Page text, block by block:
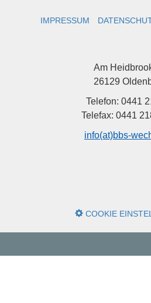
IMPRESSUM
Am
26129
Telefon: 0441
Telefax: 0441
info(at)bbs-
COOKIE